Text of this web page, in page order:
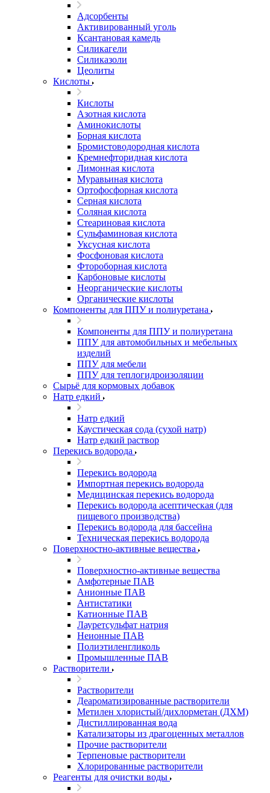
Адсорбенты
Активированный уголь
Ксантановая камедь
Силикагели
Силиказоли
Цеолиты
Кислоты
Кислоты
Азотная кислота
Аминокислоты
Борная кислота
Бромистоводородная кислота
Кремнефторидная кислота
Лимонная кислота
Муравьиная кислота
Ортофосфорная кислота
Серная кислота
Соляная кислота
Стеариновая кислота
Сульфаминовая кислота
Уксусная кислота
Фосфоновая кислота
Фтороборная кислота
Карбоновые кислоты
Неорганические кислоты
Органические кислоты
Компоненты для ППУ и полиуретана
Компоненты для ППУ и полиуретана
ППУ для автомобильных и мебельных
изделий
ППУ для мебели
ППУ для теплогидроизоляции
Сырьё для кормовых добавок
Натр едкий
Натр едкий
Каустическая сода (сухой натр)
Натр едкий раствор
Перекись водорода
Перекись водорода
Импортная перекись водорода
Медицинская перекись водорода
Перекись водорода асептическая (для
пищевого производства)
Перекись водорода для бассейна
Техническая перекись водорода
Поверхностно-активные вещества
Поверхностно-активные вещества
Амфотерные ПАВ
Анионные ПАВ
Антистатики
Катионные ПАВ
Лауретсульфат натрия
Неионные ПАВ
Полиэтиленгликоль
Промышленные ПАВ
Растворители
Растворители
Деароматизированные растворители
Метилен хлористый/дихлорметан (ДХМ)
Дистиллированная вода
Катализаторы из драгоценных металлов
Прочие растворители
Терпеновые растворители
Хлорированные растворители
Реагенты для очистки воды